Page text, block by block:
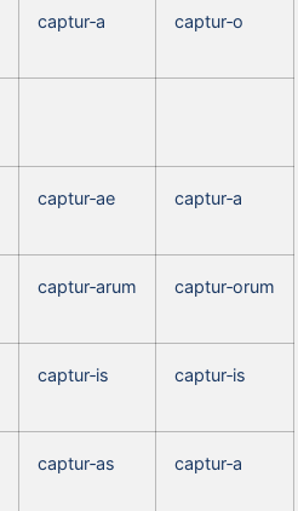
captur‑a captur‑o
captur‑ae captur‑a
captur‑arum captur‑orum
captur‑is captur‑is
captur‑as captur‑a